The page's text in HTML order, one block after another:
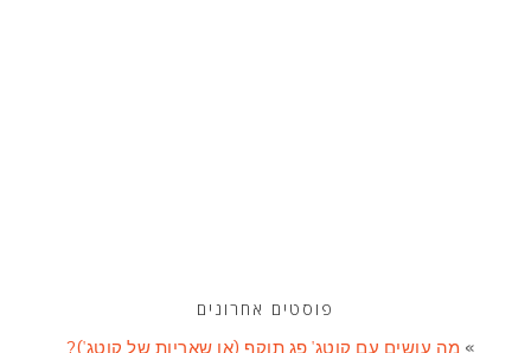
פוסטים אחרונים
מה עושים עם קוטג' פג תוקף (או שאריות של קוטג')?